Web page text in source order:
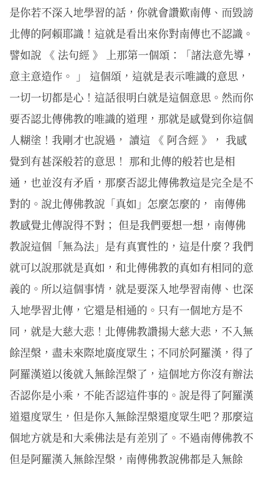
是你若不深入地學習的話，你就會讚歎南傳、而毀謗
北傳的阿賴耶識！這就是看出來你對南傳也不認識。
譬如說 《 法句經 》 上那第一個頌：「諸法意先導，
意主意造作。 」 這個頌，這就是表示唯識的意思，
一切一切都是心！這話很明白就是這個意思。然而你
要否認北傳佛教的唯識的道理，那就是感覺到你這個
人糊塗！我剛才也說過， 讀這 《 阿含經 》， 我感
覺到有甚深般若的意思！ 那和北傳的般若也是相
通，也並沒有矛盾，那麼否認北傳佛教這是完全是不
對的。說北傳佛教說「真如」怎麼怎麼的， 南傳佛
教感覺北傳說得不對； 但是我們要想一想，南傳佛
教說這個「無為法」是有真實性的，這是什麼？我們
就可以說那就是真如，和北傳佛教的真如有相同的意
義的。所以這個事情，就是要深入地學習南傳、也深
入地學習北傳，它還是相通的。只有一個地方是不
同，就是大慈大悲！北傳佛教讚揚大慈大悲，不入無
餘涅槃，盡未來際地廣度眾生；不同於阿羅漢，得了
阿羅漢道以後就入無餘涅槃了，這個地方你沒有辦法
否認你是小乘，不能否認這件事的。說是得了阿羅漢
道還度眾生，但是你入無餘涅槃還度眾生吧？那麼這
個地方就是和大乘佛法是有差別了。不過南傳佛教不
但是阿羅漢入無餘涅槃，南傳佛教說佛都是入無餘